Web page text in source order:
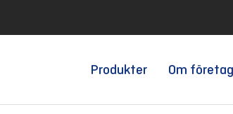
Produkter Om